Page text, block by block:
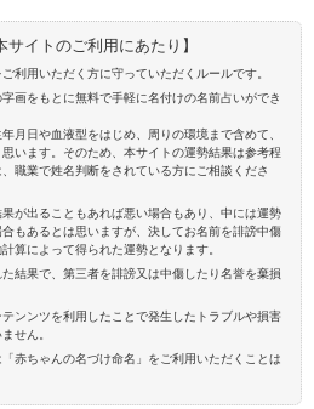
サイトのご利用にあたり】
利用いただく方に守っていただくルールです。
画をもとに無料で手軽に名付けの名前占いができ
月日や血液型をはじめ、周りの環境まで含めて、
います。そのため、本サイトの運勢結果は参考程
職業で姓名判断をされている方にご相談くださ
が出ることもあれば悪い場合もあり、中には運勢
もあるとは思いますが、決してお名前を誹謗中傷
算によって得られた運勢となります。
結果で、第三者を誹謗又は中傷したり名誉を棄損
ンンツを利用したことで発生したトラブルや損害
せん。
赤ちゃんの名づけ命名」をご利用いただくことは